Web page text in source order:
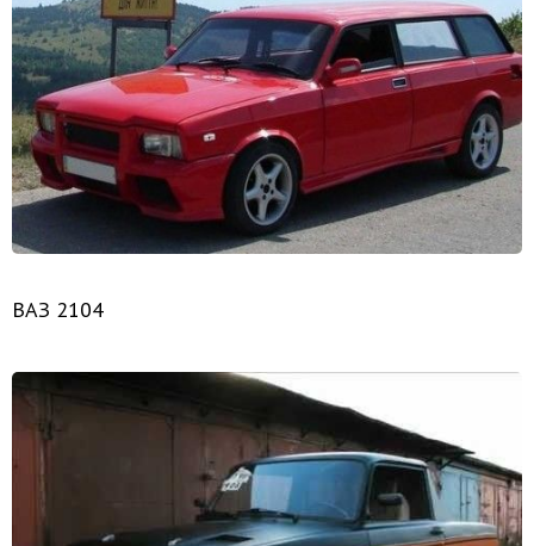
ВАЗ 2104